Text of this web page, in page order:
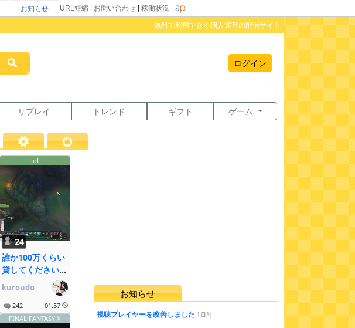
お知らせ URL短縮 お問い合わせ 稼働状況
無料で利用できる個人運営の配信サイト
ログイン
リプレイ トレンド ギフト ゲーム
LoL
24
誰か100万くらい
貸してください、
その2
kuroudo
242
01:57
FINAL FANTASY X
お知らせ
視聴プレイヤーを改善しました 1 日前